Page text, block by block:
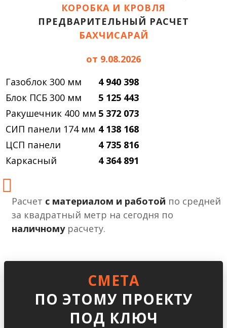
КОРОБКА И КРОВЛЯ
ПРЕДВАРИТЕЛЬНЫЙ РАСЧЕТ
БАХЧИСАРАЙ
от 9.08.2026
Газоблок 300 мм
4 940 398
Блок ПСБ 300 мм
5 125 443
Ракушечник 400 мм 5 372 073
СИП панели 174 мм 4 138 168
ЦСП панели
4 735 816
Каркасный
4 364 891
Расчет с материалом и работой по средней
за квадратный метр на сегодня по
наличномурасчету.
СМЕТА
ПО ЭТОМУ ПРОЕКТУ
ПОД КЛЮЧ